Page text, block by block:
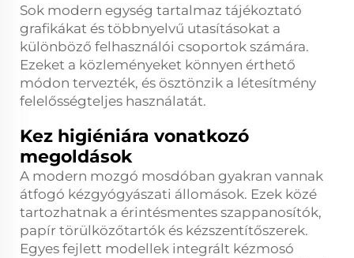
Sok modern egység tartalmaz tájékoztató
grafikákat és többnyelvű utasításokat a
különböző felhasználói csoportok számára.
Ezeket a közleményeket könnyen érthető
módon tervezték, és ösztönzik a létesítmény
felelősségteljes használatát.
Kez higiéniára vonatkozó
megoldások
A modern mozgó mosdóban gyakran vannak
átfogó kézgyógyászati állomások. Ezek közé
tartozhatnak a érintésmentes szappanosítók,
papír törülközőtartók és kézszentítőszerek.
Egyes fejlett modellek integrált kézmosó